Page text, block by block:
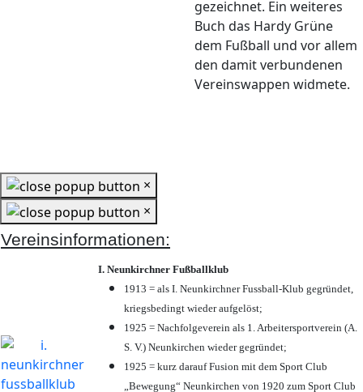
gezeichnet. Ein weiteres
Buch das Hardy Grüne
dem Fußball und vor allem
den damit verbundenen
Vereinswappen widmete.
×
×
Vereinsinformationen:
I. Neunkirchner Fußballklub
1913 = als I. Neunkirchner Fussball-Klub gegründet,
kriegsbedingt wieder aufgelöst;
1925 = Nachfolgeverein als 1. Arbeitersportverein (A.
S. V.) Neunkirchen wieder gegründet;
1925 = kurz darauf Fusion mit dem Sport Club
„Bewegung“ Neunkirchen von 1920 zum Sport Club